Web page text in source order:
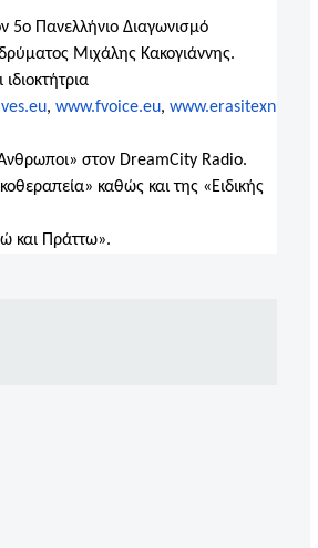
5ο Πανελλήνιο Διαγωνισμό
Μιχάλης Κακογιάννης.
, www.fvoice.eu, www.erasitexn
στον DreamCity Radio.
καθώς και της «Ειδικής
και Πράττω».